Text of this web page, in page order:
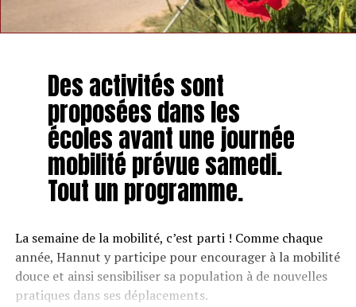
Des activités sont
proposées dans les
écoles avant une journée
mobilité prévue samedi.
Tout un programme.
La semaine de la mobilité, c’est parti ! Comme chaque
année, Hannut y participe pour encourager à la mobilité
douce et ainsi sensibiliser sa population à de nouvelles
pratiques dans ses déplacements.